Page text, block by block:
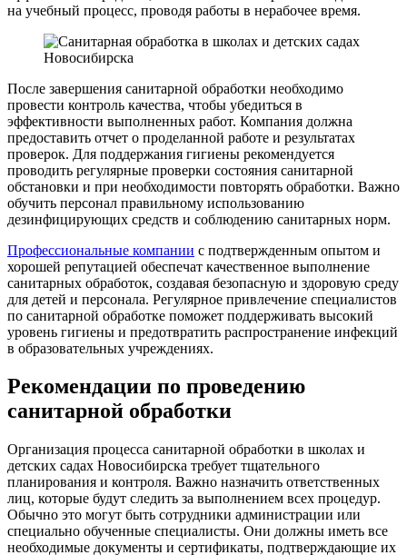
на учебный процесс, проводя работы в нерабочее время.
После завершения санитарной обработки необходимо
провести контроль качества, чтобы убедиться в
эффективности выполненных работ. Компания должна
предоставить отчет о проделанной работе и результатах
проверок. Для поддержания гигиены рекомендуется
проводить регулярные проверки состояния санитарной
обстановки и при необходимости повторять обработки. Важно
обучить персонал правильному использованию
дезинфицирующих средств и соблюдению санитарных норм.
Профессиональные компании с подтвержденным опытом и
хорошей репутацией обеспечат качественное выполнение
санитарных обработок, создавая безопасную и здоровую среду
для детей и персонала. Регулярное привлечение специалистов
по санитарной обработке поможет поддерживать высокий
уровень гигиены и предотвратить распространение инфекций
в образовательных учреждениях.
Рекомендации по проведению
санитарной обработки
Организация процесса санитарной обработки в школах и
детских садах Новосибирска требует тщательного
планирования и контроля. Важно назначить ответственных
лиц, которые будут следить за выполнением всех процедур.
Обычно это могут быть сотрудники администрации или
специально обученные специалисты. Они должны иметь все
необходимые документы и сертификаты, подтверждающие их